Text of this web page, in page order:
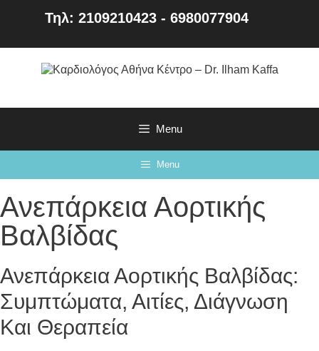
Τηλ: 2109210423 - 6980077904
Menu
Menu
Ανεπάρκεια Αορτικής
Βαλβίδας
Ανεπάρκεια Αορτικής Βαλβίδας:
Συμπτώματα, Αιτίες, Διάγνωση
Και Θεραπεία